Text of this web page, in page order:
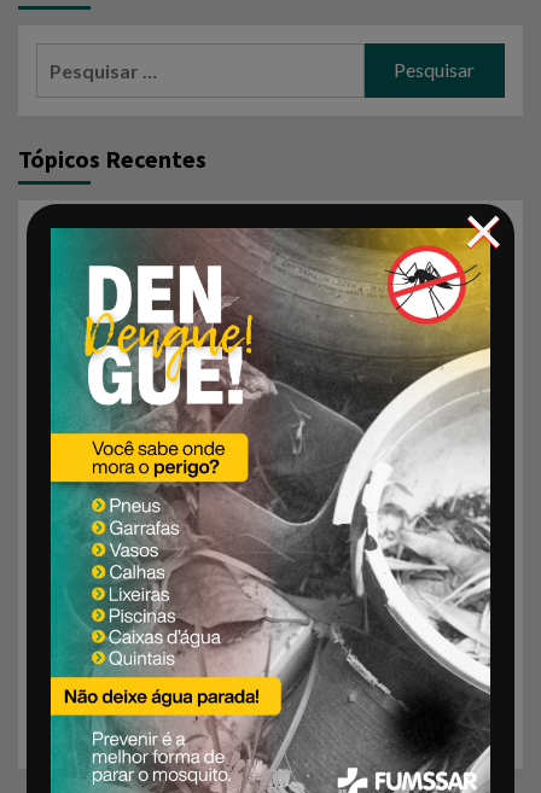
Tópicos Recentes
Aprovados pelo Estado os 10 leitos para UTI
Cardiológica do Hospital Vida & Saúde
RESULTADO PRELIMINAR – EDITAL Nº 01/2026 –
PROCESSO SELETIVO PARA ESTÁGIO
UBSs recebem novas impressoras para reforçar
rastreamento do HPV em Santa Rosa
CHAMAMENTO PÚBLICO PARA VAGAS DE ESTÁGIO –
EDITAL 02/2026
FUMSSAR amplia prevenção ao pé diabético com novos
equipamentos nas Unidades de Saúde
AVISO DE RECEBIMENTO DE PROPOSTAS
Rede TEAcolhe alinha ações para o segundo semestre
na macrorregião Missioneira
AVISO DE RECEBIMENTO DE PROPOSTAS
×